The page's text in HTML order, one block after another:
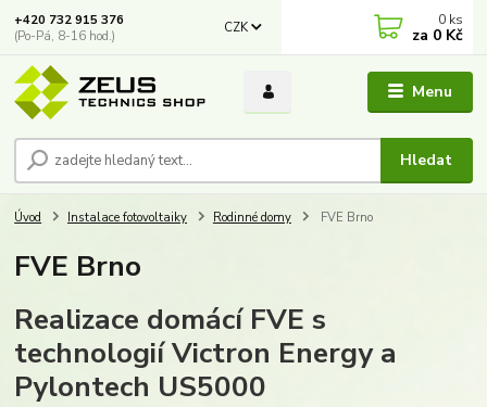
Menu
CZK
Hledat
+420 732 915 376
(Po-Pá, 8-16 hod.)
0 ks
za 0 Kč
Úvod Instalace fotovoltaiky Rodinné domy FVE Brno
FVE Brno
Realizace domácí FVE s
technologií Victron Energy a
Pylontech US5000